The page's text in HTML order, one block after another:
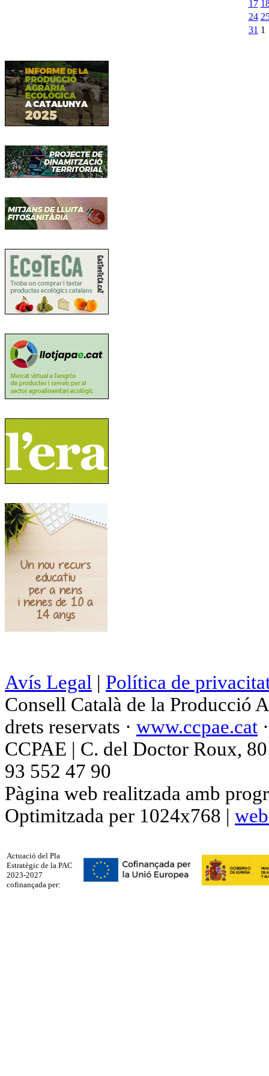
17
24
31 1
Avís Legal | Política de
Consell Català de la Producció
drets reservats · www.ccpae.cat
CCPAE | C. del Doctor Roux,
93 552 47 90
Pàgina web realitzada amb
Optimitzada per 1024x768 |
Actuació del Pla
Estratègic de la PAC
2023-2027
cofinançada per: